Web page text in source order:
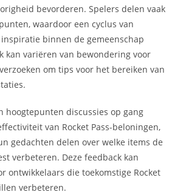
bevorderen. Spelers delen vaak
waardoor een cyclus van
binnen de gemeenschap
kan variëren van bewondering voor
om tips voor het bereiken van
hoogtepunten discussies op gang
van Rocket Pass-beloningen,
gedachten delen over welke items de
verbeteren. Deze feedback kan
ontwikkelaars die toekomstige Rocket
verbeteren.